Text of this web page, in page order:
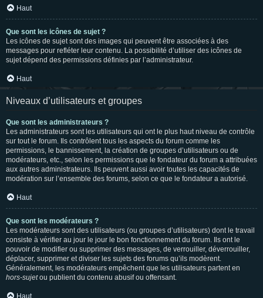
Haut
Que sont les icônes de sujet ?
Les icônes de sujet sont des images qui peuvent être associées à des
messages pour refléter leur contenu. La possibilité d’utiliser des icônes de
sujet dépend des permissions définies par l’administrateur.
Haut
Niveaux d’utilisateurs et groupes
Que sont les administrateurs ?
Les administrateurs sont les utilisateurs qui ont le plus haut niveau de contrôle
sur tout le forum. Ils contrôlent tous les aspects du forum comme les
permissions, le bannissement, la création de groupes d’utilisateurs ou de
modérateurs, etc., selon les permissions que le fondateur du forum a attribuées
aux autres administrateurs. Ils peuvent aussi avoir toutes les capacités de
modération sur l’ensemble des forums, selon ce que le fondateur a autorisé.
Haut
Que sont les modérateurs ?
Les modérateurs sont des utilisateurs (ou groupes d’utilisateurs) dont le travail
consiste à vérifier au jour le jour le bon fonctionnement du forum. Ils ont le
pouvoir de modifier ou supprimer des messages, de verrouiller, déverrouiller,
déplacer, supprimer et diviser les sujets des forums qu’ils modèrent.
Généralement, les modérateurs empêchent que les utilisateurs partent en
hors-sujetou publient du contenu abusif ou offensant.
Haut